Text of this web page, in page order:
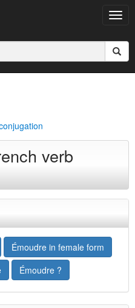
verb
Émoudre in female form
Émoudre ?